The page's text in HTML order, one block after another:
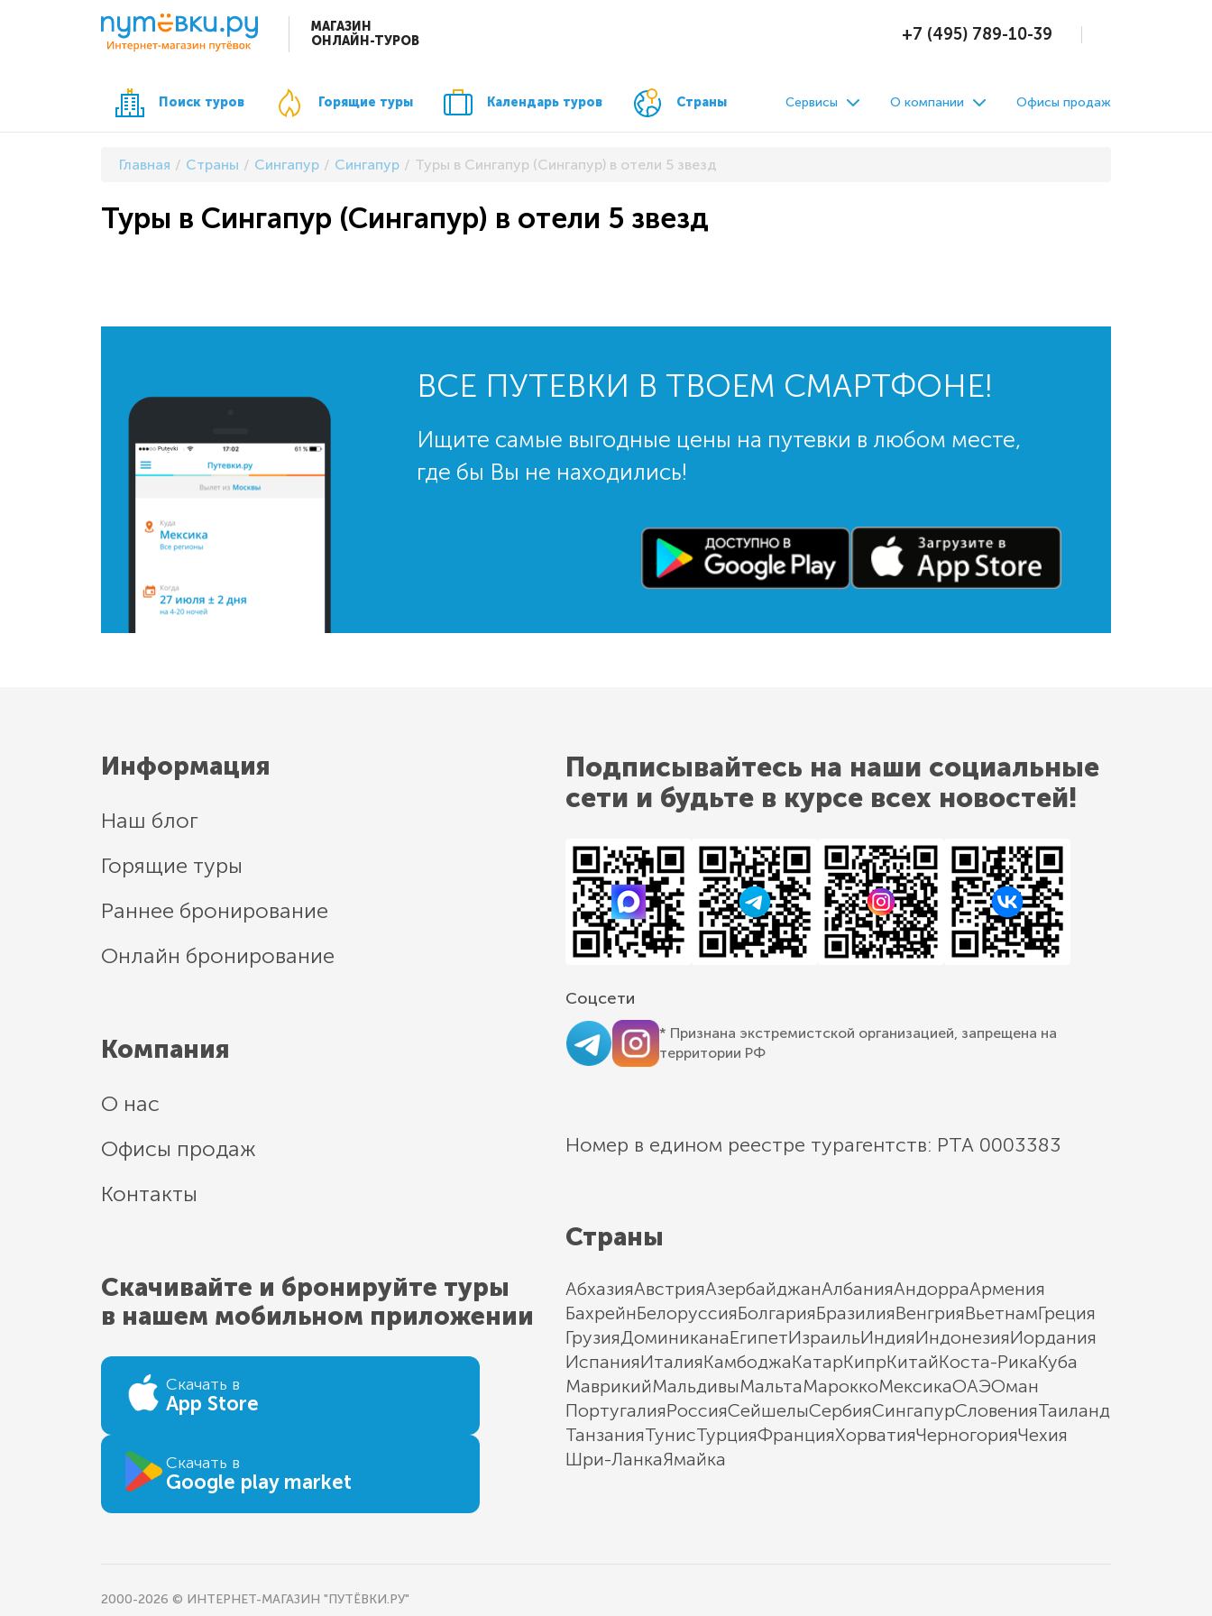
МАГАЗИН
ОНЛАЙН-ТУРОВ
+7 (495) 789-10-39
Поиск туров Горящие туры Календарь туров Страны Сервисы О компании Офисы продаж
Главная Страны Сингапур Сингапур Туры в Сингапур (Сингапур) в отели 5 звезд
Туры в Сингапур (Сингапур) в отели 5 звезд
ВСЕ ПУТЕВКИ В ТВОЕМ СМАРТФОНЕ!
Ищите самые выгодные цены на путевки в любом месте,
где бы Вы не находились!
Информация
Наш блог
Горящие туры
Раннее бронирование
Онлайн бронирование
Компания
О нас
Офисы продаж
Контакты
Скачивайте и бронируйте туры
в нашем мобильном приложении
Скачать в
App Store
Скачать в
Google play market
Подписывайтесь на наши социальные
сети и будьте в курсе всех новостей!
Соцсети
* Признана экстремистской организацией, запрещена на
территории РФ
Номер в едином реестре турагентств: РТА 0003383
Страны
АбхазияАвстрияАзербайджанАлбанияАндорраАрмения
БахрейнБелоруссияБолгарияБразилияВенгрияВьетнамГреция
ГрузияДоминиканаЕгипетИзраильИндияИндонезияИордания
ИспанияИталияКамбоджаКатарКипрКитайКоста-РикаКуба
МаврикийМальдивыМальтаМароккоМексикаОАЭОман
ПортугалияРоссияСейшелыСербияСингапурСловенияТаиланд
ТанзанияТунисТурцияФранцияХорватияЧерногорияЧехия
Шри-ЛанкаЯмайка
2000-2026 © ИНТЕРНЕТ-МАГАЗИН "ПУТЁВКИ.РУ"